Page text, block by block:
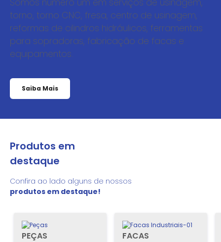
Somos número um em serviços de usinagem,
torno, torno CNC, fresa, centro de usinagem,
reformas de cilindros hidráulicos, ferramentas
para sopradoras, fabricação de facas e
equipamentos.
Saiba Mais
Produtos em
destaque
Confira ao lado alguns de nossos
produtos em destaque!
PEÇAS
FACAS